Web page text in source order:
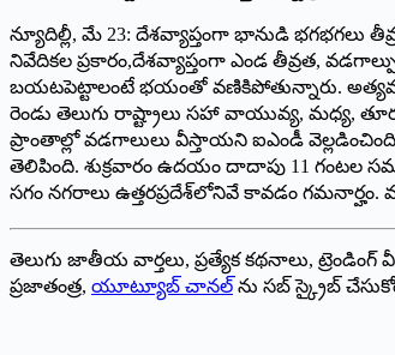
న్యూదిల్లీ, మే 23: దేశవ్యాప్తంగా భానుడి భగభగలు
నివేదికల ప్రకారం,దేశవ్యాప్తంగా ఎండ తీవ్రత,
బయటపెట్టాలంటే భయంతో వణికిపోతున్నారు.
రెండు తెలుగు రాష్ట్రాలు సహా వాయువ్య, మధ్య,
ప్రాంతాల్లో వడగాలులు వీస్తాయని ఐఎండీ
తెలిపింది. శుక్రవారం ఉదయం దాదాపు 11 గంటల
సగం నగరాలు ఉత్తరప్రదేశ్‌లోనివే కావడం
తెలుగు జాతీయ వార్తలు, ప్రత్యేక కథనాలు,
ప్రజాతంత్ర, యూట్యూబ్ చానల్ ను సబ్ స్క్రైబ్